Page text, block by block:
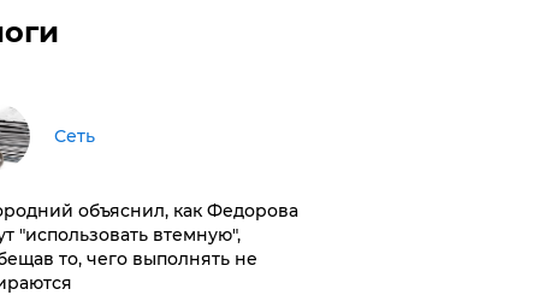
Сеть
объяснил, как Федорова
"использовать втемную",
то, чего выполнять не